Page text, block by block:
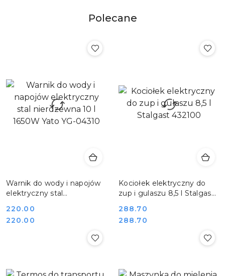
Polecane
Warnik do wody i napojów
elektryczny stal
Yato YG-04310
Cena:
220.00
Cena:
220.00
Kociołek elektryczny do
zup i gulaszu 8,5 l Stalgast
Cena:
288.70
Cena:
288.70